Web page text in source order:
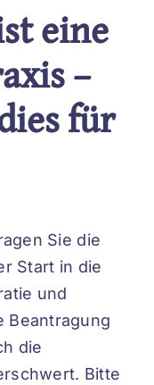
eine
–
für
Sie die
Start in die
und
Beantragung
die
Bitte